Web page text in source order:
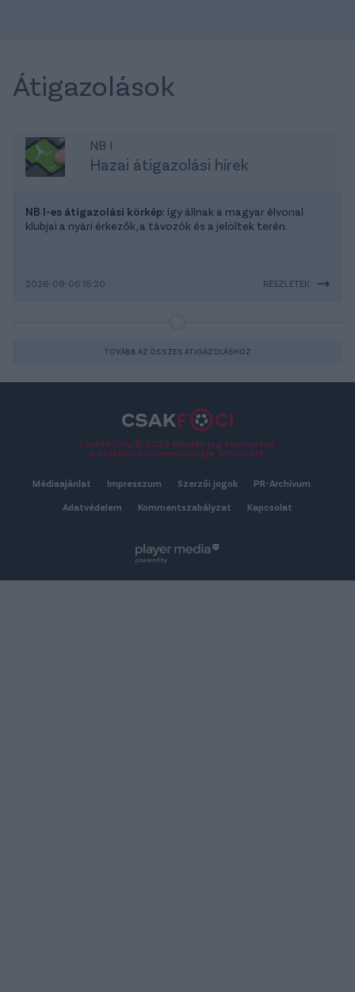
Átigazolások
NB I
Hazai átigazolási hírek
NB I-es átigazolási körkép: így állnak a magyar élvonal
klubjai a nyári érkezők, a távozók és a jelöltek terén.
2026-08-06 16:20 RÉSZLETEK
TOVÁBB AZ ÖSSZES ÁTIGAZOLÁSHOZ
Csakfoci.hu © 2026 Minden jog fenntartva.
A csakfoci.hu üzemeltetője: DrFoci Kft.
Médiaajánlat Impresszum Szerzői jogok PR-Archívum
Adatvédelem Kommentszabályzat Kapcsolat
powered by